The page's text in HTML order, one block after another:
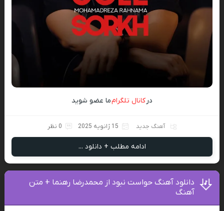
درکانال تلگرامما عضو شوید
آهنگ جدید 15 ژانویه 2025 0 نظر
ادامه مطلب + دانلود ...
دانلود آهنگ حواست نبود از محمدرضا رهنما + متن
آهنگ